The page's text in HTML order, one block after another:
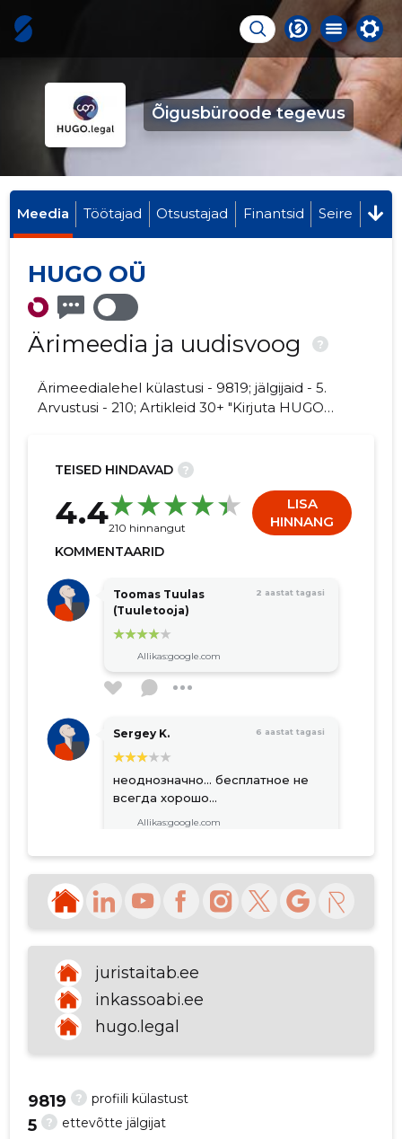
Õigusbüroode tegevus
Meedia Töötajad Otsustajad Finantsid Seire
HUGO OÜ
Ärimeedia ja uudisvoog ?
Ärimeedialehel külastusi - 9819; jälgijaid - 5.
Arvustusi - 210; Artikleid 30+ "Kirjuta HUGO
TEISED HINDAVAD ?
4.4210 hinnangut
LISA
HINNANG
KOMMENTAARID
Toomas Tuulas
(Tuuletooja)
2 aastat tagasi
Allikas:google.com
Sergey K. 6 aastat tagasi
неоднозначно... бесплатное не
всегда хорошо...
Allikas:google.com
Liza Liza 6 aastat tagasi
Allikas:google.com
VAATA ROHKEM
juristaitab.ee
inkassoabi.ee
hugo.legal
? profiili külastust
9819
? ettevõtte jälgijat
5